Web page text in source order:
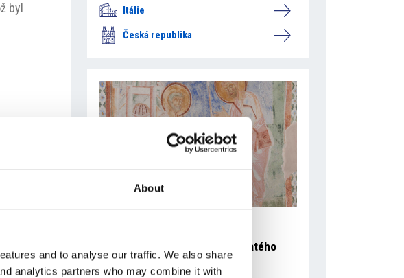
About
and to analyse our traffic. We also share
analytics partners who may combine it with
byl
Itálie
Česká republika
Pražský fragment evangelia svatého
Marka bude vystaven v Aquileii